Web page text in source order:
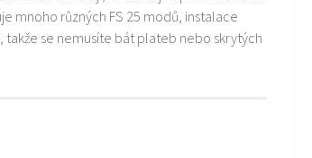
mnoho různých FS 25 modů, instalace
takže se nemusíte bát plateb nebo skrytých